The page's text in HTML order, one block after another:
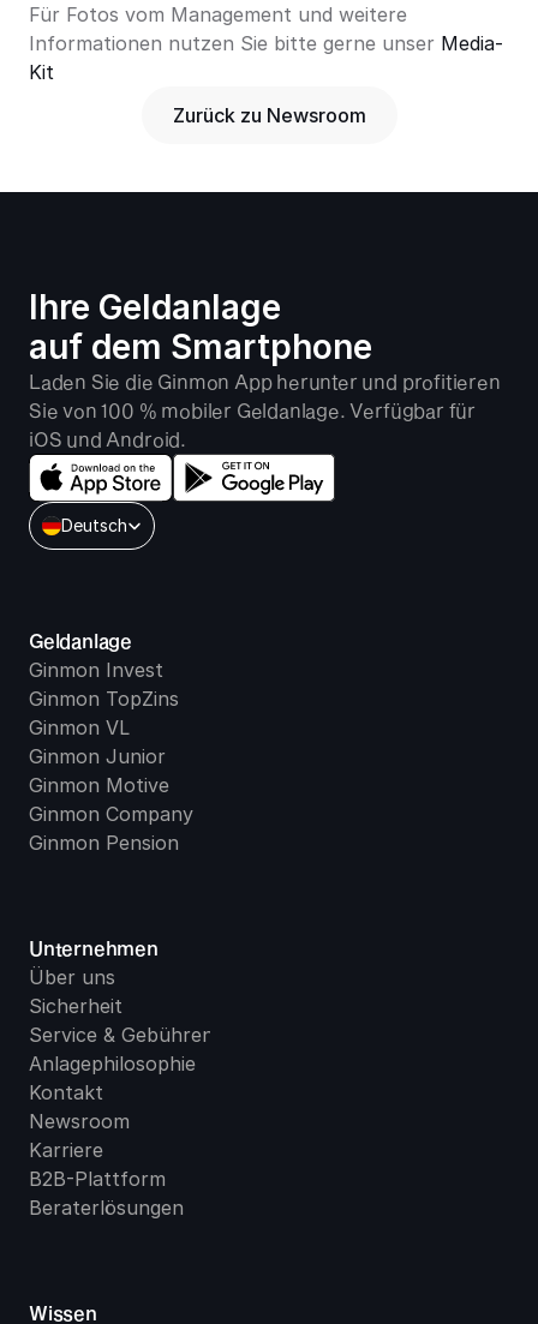
Für Fotos vom Management und weitere
Informationen nutzen Sie bitte gerne unser Media-
Kit
Zurück zu Newsroom
Ihre Geldanlage
auf dem Smartphone
Laden Sie die Ginmon App herunter und profitieren
Sie von 100 % mobiler Geldanlage. Verfügbar für
iOS und Android.
Select Language
Deutsch
Geldanlage
Ginmon Invest
Ginmon TopZins
Ginmon VL
Ginmon Junior
Ginmon Motive
Ginmon Company
Ginmon Pension
Unternehmen
Über uns
Sicherheit
Service & Gebühren
Anlagephilosophie
Kontakt
Newsroom
Karriere
B2B-Plattform
Beraterlösungen
Wissen